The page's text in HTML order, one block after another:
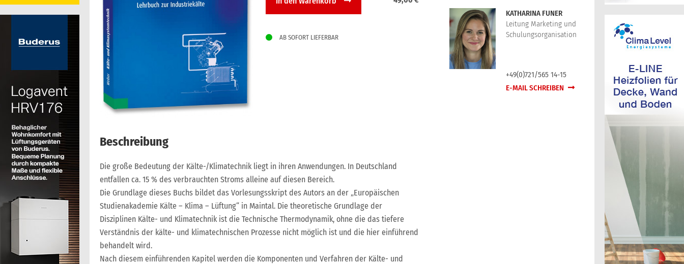
und
MengeAB SOFORT LIEFERBAR
Beschreibung
Die große Bedeutung der Kälte-/Klimatechnik liegt in ihren Anwendungen. In Deutschland
entfallen ca. 15 % des verbrauchten Stroms alleine auf diesen Bereich.
Die Grundlage dieses Buchs bildet das Vorlesungsskript des Autors an der „Europäischen
Studienakademie Kälte – Klima – Lüftung“ in Maintal. Die theoretische Grundlage der
Disziplinen Kälte- und Klimatechnik ist die Technische Thermodynamik, ohne die das tiefere
Verständnis der kälte- und klimatechnischen Prozesse nicht möglich ist und die hier einführend
behandelt wird.
Nach diesem einführenden Kapitel werden die Komponenten und Verfahren der Kälte- und
KATHARINA FUNER
Leitung Marketing und
Schulungsorganisation
+49(0)721/565 14-15
E-MAIL SCHREIBEN